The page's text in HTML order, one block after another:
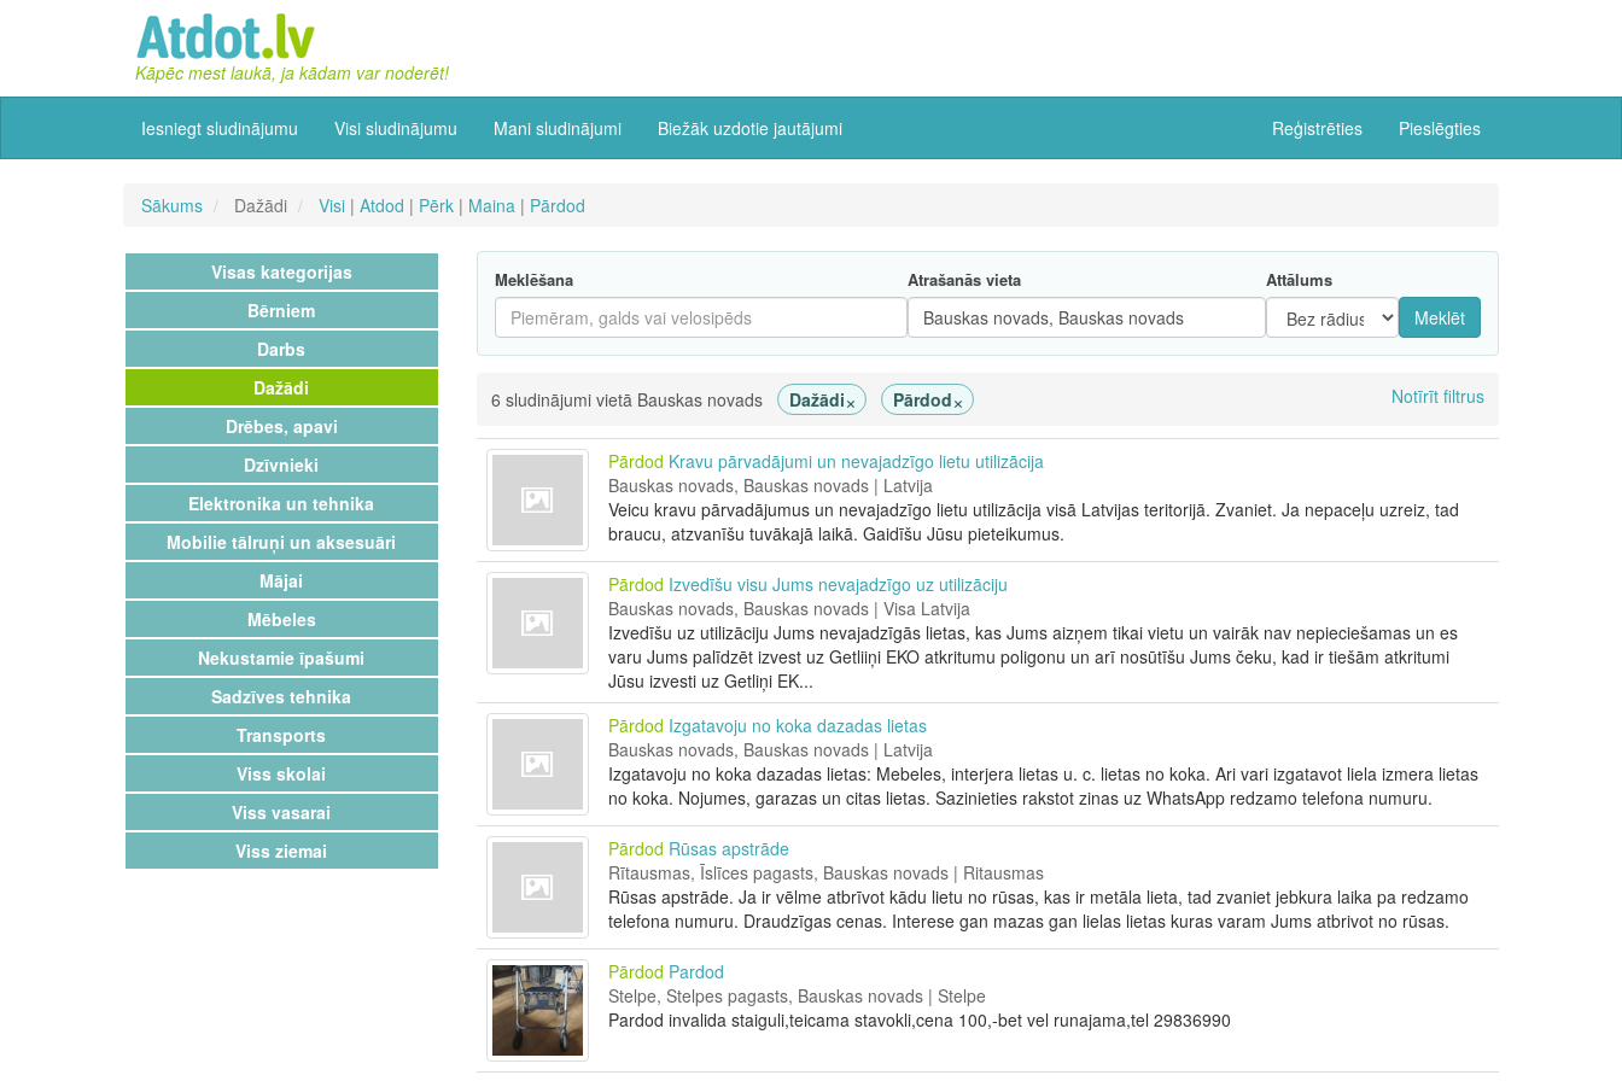
Kāpēc mest laukā, ja kādam var noderēt!
Iesniegt sludinājumu Visi sludinājumu Mani sludinājumi Biežāk uzdotie jautājumi Reģistrēties Pieslēgties
Sākums Dažādi Visi | Atdod | Pērk | Maina | Pārdod
Visas kategorijas
Bērniem
Darbs
Dažādi
Drēbes, apavi
Dzīvnieki
Elektronika un tehnika
Mobilie tālruņi un aksesuāri
Mājai
Mēbeles
Nekustamie īpašumi
Sadzīves tehnika
Transports
Viss skolai
Viss vasarai
Viss ziemai
Meklēšana Atrašanās vieta Attālums
Meklēt
6 sludinājumi vietā Bauskas novads Dažādi× Pārdod× Notīrīt filtrus
Pārdod Kravu pārvadājumi un nevajadzīgo lietu utilizācija
Bauskas novads, Bauskas novads | Latvija
Veicu kravu pārvadājumus un nevajadzīgo lietu utilizācija visā Latvijas teritorijā. Zvaniet. Ja nepaceļu uzreiz, tad
braucu, atzvanīšu tuvākajā laikā. Gaidīšu Jūsu pieteikumus.
Pārdod Izvedīšu visu Jums nevajadzīgo uz utilizāciju
Bauskas novads, Bauskas novads | Visa Latvija
Izvedīšu uz utilizāciju Jums nevajadzīgās lietas, kas Jums aizņem tikai vietu un vairāk nav nepieciešamas un es
varu Jums palīdzēt izvest uz Getliiņi EKO atkritumu poligonu un arī nosūtīšu Jums čeku, kad ir tiešām atkritumi
Jūsu izvesti uz Getliņi EK...
Pārdod Izgatavoju no koka dazadas lietas
Bauskas novads, Bauskas novads | Latvija
Izgatavoju no koka dazadas lietas: Mebeles, interjera lietas u. c. lietas no koka. Ari vari izgatavot liela izmera lietas
no koka. Nojumes, garazas un citas lietas. Sazinieties rakstot zinas uz WhatsApp redzamo telefona numuru.
Pārdod Rūsas apstrāde
Rītausmas, Īslīces pagasts, Bauskas novads | Ritausmas
Rūsas apstrāde. Ja ir vēlme atbrīvot kādu lietu no rūsas, kas ir metāla lieta, tad zvaniet jebkura laika pa redzamo
telefona numuru. Draudzīgas cenas. Interese gan mazas gan lielas lietas kuras varam Jums atbrivot no rūsas.
Pārdod Pardod
Stelpe, Stelpes pagasts, Bauskas novads | Stelpe
Pardod invalida staiguli,teicama stavokli,cena 100,-bet vel runajama,tel 29836990